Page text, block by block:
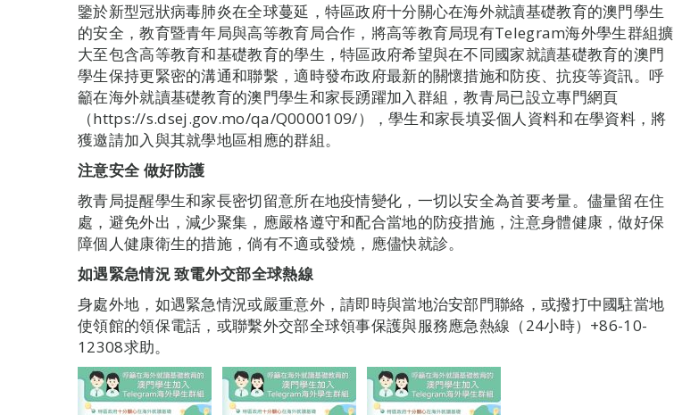
鑒於新型冠狀病毒肺炎在全球蔓延，特區政府十分關心在海外就讀基礎教育的澳門學生
的安全，教育暨青年局與高等教育局合作，將高等教育局現有Telegram海外學生群組擴
大至包含高等教育和基礎教育的學生，特區政府希望與在不同國家就讀基礎教育的澳門
學生保持更緊密的溝通和聯繫，適時發布政府最新的關懷措施和防疫、抗疫等資訊。呼
籲在海外就讀基礎教育的澳門學生和家長踴躍加入群組，教青局已設立專門網頁
（https://s.dsej.gov.mo/qa/Q0000109/），學生和家長填妥個人資料和在學資料，將
獲邀請加入與其就學地區相應的群組。
注意安全 做好防護
教青局提醒學生和家長密切留意所在地疫情變化，一切以安全為首要考量。儘量留在住
處，避免外出，減少聚集，應嚴格遵守和配合當地的防疫措施，注意身體健康，做好保
障個人健康衛生的措施，倘有不適或發燒，應儘快就診。
如遇緊急情況致電外交部全球熱線
身處外地，如遇緊急情況或嚴重意外，請即時與當地治安部門聯絡，或撥打中國駐當地
使領館的領保電話，或聯繫外交部全球領事保護與服務應急熱線（24小時）+86-10-
12308求助。